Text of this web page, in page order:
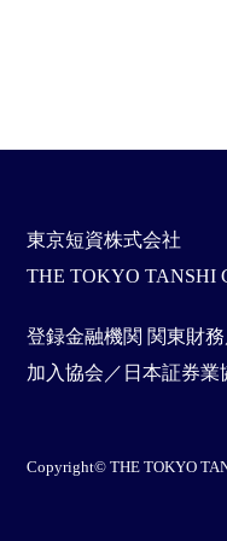
東京短資株式会社
THE TOKYO TANSHI
登録金融機関 関東財
加入協会／日本証券業
Copyright© THE TOKYO